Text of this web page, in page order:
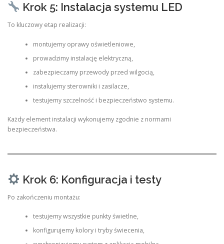
Krok 5: Instalacja systemu LED
To kluczowy etap realizacji:
montujemy oprawy oświetleniowe,
prowadzimy instalację elektryczną,
zabezpieczamy przewody przed wilgocią,
instalujemy sterowniki i zasilacze,
testujemy szczelność i bezpieczeństwo systemu.
Każdy element instalacji wykonujemy zgodnie z normami
bezpieczeństwa.
Krok 6: Konfiguracja i testy
Po zakończeniu montażu:
testujemy wszystkie punkty świetlne,
konfigurujemy kolory i tryby świecenia,